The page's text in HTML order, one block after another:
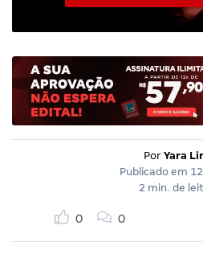
Por Yara
Publicado em
2 min. de
0 0